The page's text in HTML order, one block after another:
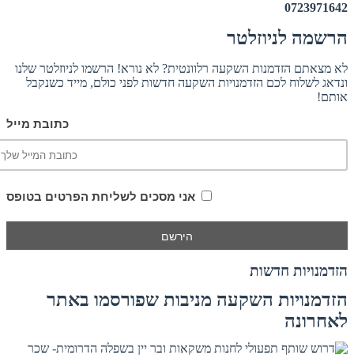
0723971642
הרשמה לניוזלטר
לא מצאתם הזדמנות השקעה רלוונטית? לא נורא! הרשמו לניוזלטר שלנו
ונדאג לשלוח לכם הזדמנויות השקעה חדשות לפני כולם, מייד כשנקבל
אותם!
כתובת מייל
אני מסכים לשליחת הפרטים בטופס
הזדמנויות חדשות
הזדמנויות השקעה מניבות שפורסמו באתר
לאחרונה